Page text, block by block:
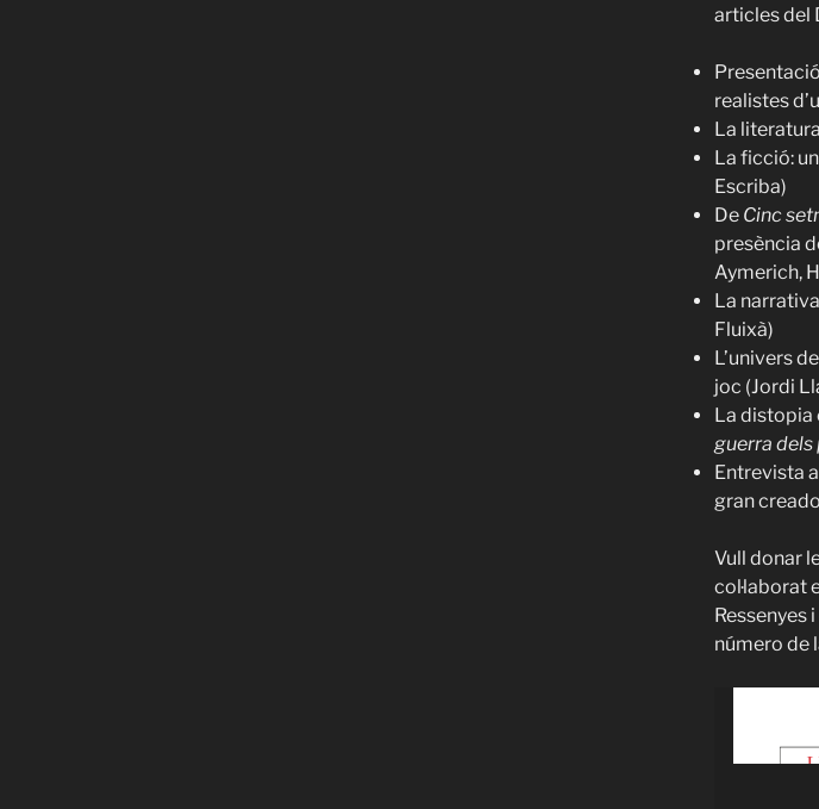
articles del
realistes
La
La ficció:
Escriba)
De Cinc
presència
Aymerich,
La
Fluixà)
L’univers de
joc (Jordi
La distopia
guerra dels
Entrevista
gran
Vull donar
col·laborat
Ressenyes
número de